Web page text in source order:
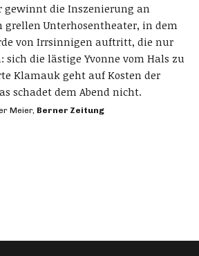
gewinnt die Inszenierung an
Unterhosentheater, in dem
von Irrsinnigen auftritt, die nur
sich die lästige Yvonne vom Hals zu
Klamauk geht auf Kosten der
schadet dem Abend nicht.
Meier, Berner Zeitung